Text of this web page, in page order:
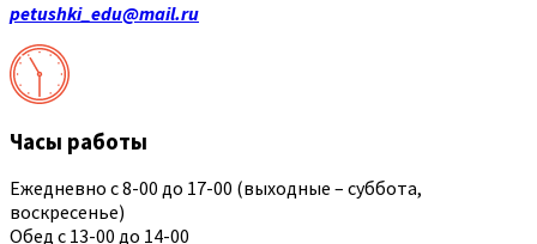
petushki_edu@mail.ru
Часы работы
Ежедневно с 8-00 до 17-00 (выходные – суббота,
воскресенье)
Обед с 13-00 до 14-00